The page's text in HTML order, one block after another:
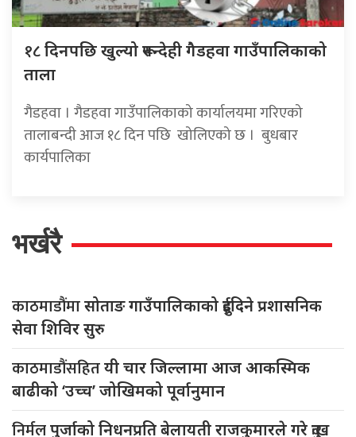
१८दिनपछि खुल्यो रूपन्देही गैडहवा गाउँपालिकाको
ताला
गैडहवा । गैडहवा गाउँपालिकाको कार्यालयमा गरिएको
तालाबन्दी आज १८ दिन पछि खोलिएको छ । बुधबार
कार्यपालिका
भर्खरै
काठमाडौंमासोताङ गाउँपालिकाको दुईदिने प्रशासनिक
सेवा शिविर सुरु
काठमाडौंसहितयी चार जिल्लामा आज आकस्मिक
बाढीको ‘उच्च’ जोखिमको पूर्वानुमान
निर्मलपुर्जाको निधनप्रति बेलायती राजकुमारले गरे दुःख